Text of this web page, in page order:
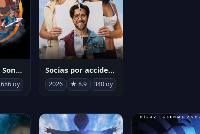
Avatar Aang: Son Havabükücü
686 oy
Socias por accidente
2026 ★ 8.9 340 oy